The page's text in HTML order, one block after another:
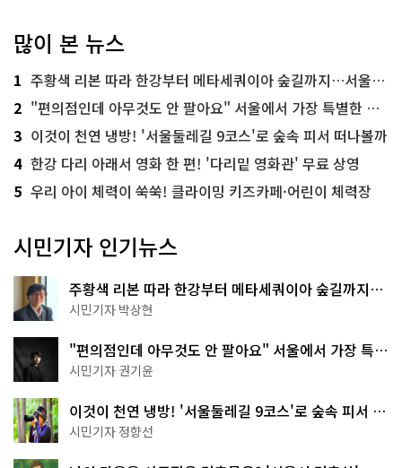
많이 본 뉴스
1 주황색 리본 따라 한강부터 메타세쿼이아 숲길까지…서울둘레길 15코스
2 "편의점인데 아무것도 안 팔아요" 서울에서 가장 특별한 편의점의 정체
3 이것이 천연 냉방! '서울둘레길 9코스'로 숲속 피서 떠나볼까
4 한강 다리 아래서 영화 한 편! '다리밑 영화관' 무료 상영
5 우리 아이 체력이 쑥쑥! 클라이밍 키즈카페·어린이 체력장
시민기자 인기뉴스
주황색 리본 따라 한강부터 메타세쿼이아 숲길까지…
서울둘레길 15코스
시민기자 박상현
"편의점인데 아무것도 안 팔아요" 서울에서 가장 특별
한 편의점의 정체
시민기자 권기윤
이것이 천연 냉방! '서울둘레길 9코스'로 숲속 피서 떠
나볼까
시민기자 정향선